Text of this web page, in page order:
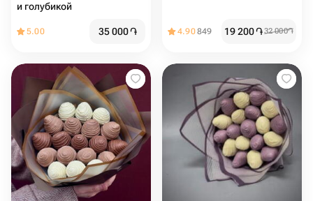
и голубикой
5.00 35 000֏ 4.90849 19 200֏32 000֏